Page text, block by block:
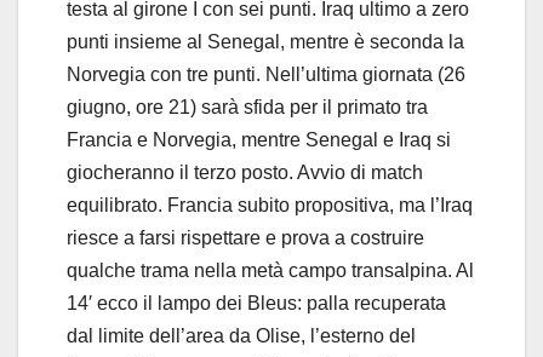
testa al girone I con sei punti. Iraq ultimo a zero
punti insieme al Senegal, mentre è seconda la
Norvegia con tre punti. Nell’ultima giornata (26
giugno, ore 21) sarà sfida per il primato tra
Francia e Norvegia, mentre Senegal e Iraq si
giocheranno il terzo posto. Avvio di match
equilibrato. Francia subito propositiva, ma l’Iraq
riesce a farsi rispettare e prova a costruire
qualche trama nella metà campo transalpina. Al
14′ ecco il lampo dei Bleus: palla recuperata
dal limite dell’area da Olise, l’esterno del